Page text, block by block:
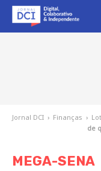
Jornal DCI › Finanças ›
de
MEGA-SENA